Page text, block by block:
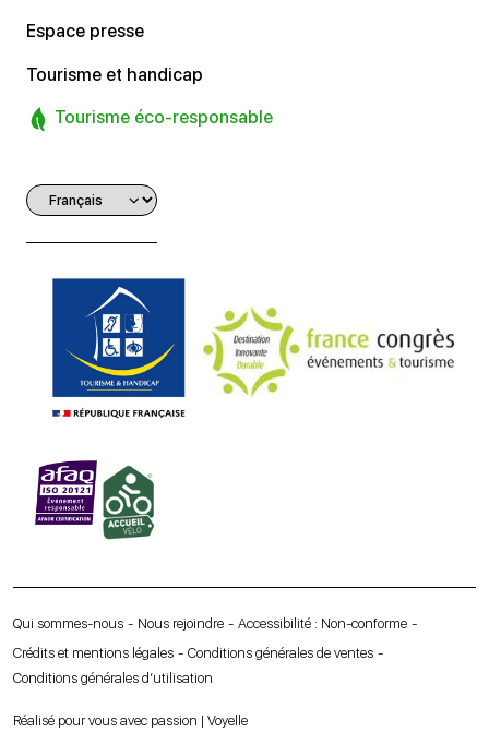
Espace presse
Tourisme et handicap
Tourisme éco-responsable
Qui sommes-nous Nous rejoindre
Accessibilité : Non-conforme
Crédits et mentions légales
Conditions générales de ventes
Conditions générales d’utilisation
Réalisé pour vous avec passion | Voyelle